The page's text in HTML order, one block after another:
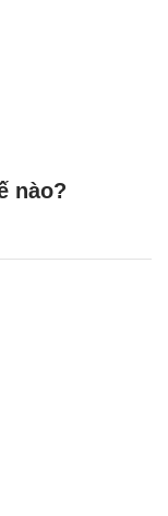
nào?